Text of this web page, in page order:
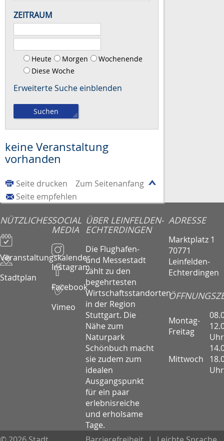
ZEITRAUM
Heute Morgen
Wochenende
Diese Woche
Erweiterte Suche
keine Veranstaltung
vorhanden
Zum Seitenanfang
Seite drucken
Seite empfehlen
NÜTZLICHES
Veranstaltungskalender
Stadtplan
SOCIAL
MEDIA
Instagram
Facebook
Vimeo
ÜBER LEINFELDEN-
ECHTERDINGEN
Die Flughafen-
und Messestadt
zählt zu den
begehrtesten
Wirtschaftsstandorten
in der Region
Stuttgart. Die
Nähe zum
Naturpark
Schönbuch macht
sie zudem zum
idealen
Ausgangspunkt
für ein paar
erlebnisreiche
und erholsame
Tage.
ADRESSE
Marktplatz 1
70771
Leinfelden-
Echterdingen
Montag-
Freitag
Uhr
Mittwoch
Uhr